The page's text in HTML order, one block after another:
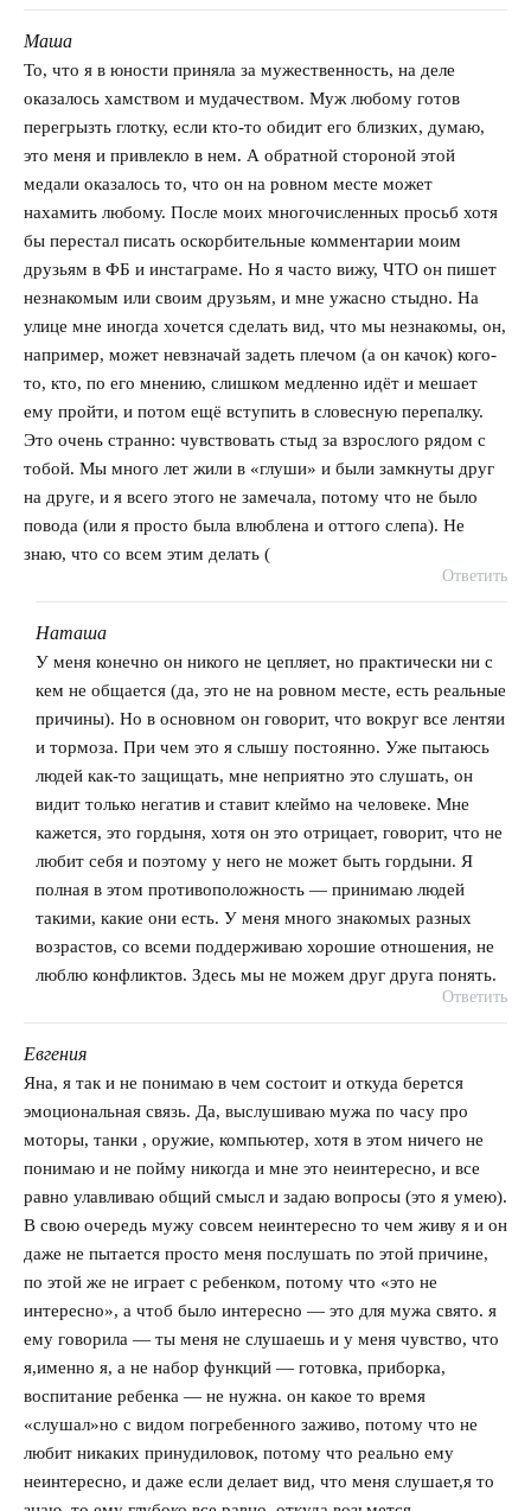
Маша
говорит:
То, что я в юности приняла за мужественность, на деле
оказалось хамством и мудачеством. Муж любому готов
перегрызть глотку, если кто-то обидит его близких, думаю,
это меня и привлекло в нем. А обратной стороной этой
медали оказалось то, что он на ровном месте может
нахамить любому. После моих многочисленных просьб хотя
бы перестал писать оскорбительные комментарии моим
друзьям в ФБ и инстаграме. Но я часто вижу, ЧТО он пишет
незнакомым или своим друзьям, и мне ужасно стыдно. На
улице мне иногда хочется сделать вид, что мы незнакомы, он,
например, может невзначай задеть плечом (а он качок) кого-
то, кто, по его мнению, слишком медленно идёт и мешает
ему пройти, и потом ещё вступить в словесную перепалку.
Это очень странно: чувствовать стыд за взрослого рядом с
тобой. Мы много лет жили в «глуши» и были замкнуты друг
на друге, и я всего этого не замечала, потому что не было
повода (или я просто была влюблена и оттого слепа). Не
знаю, что со всем этим делать (
Ответить
Наташа
говорит:
У меня конечно он никого не цепляет, но практически ни с
кем не общается (да, это не на ровном месте, есть реальные
причины). Но в основном он говорит, что вокруг все лентяи
и тормоза. При чем это я слышу постоянно. Уже пытаюсь
людей как-то защищать, мне неприятно это слушать, он
видит только негатив и ставит клеймо на человеке. Мне
кажется, это гордыня, хотя он это отрицает, говорит, что не
любит себя и поэтому у него не может быть гордыни. Я
полная в этом противоположность — принимаю людей
такими, какие они есть. У меня много знакомых разных
возрастов, со всеми поддерживаю хорошие отношения, не
люблю конфликтов. Здесь мы не можем друг друга понять.
Ответить
Евгения
говорит:
Яна, я так и не понимаю в чем соcтоит и откуда берется
эмоциональная связь. Да, выслушиваю мужа по часу про
моторы, танки , оружие, компьютер, хотя в этом ничего не
понимаю и не пойму никогда и мне это неинтересно, и все
равно улавливаю общий смысл и задаю вопросы (это я умею).
В свою очередь мужу совсем неинтересно то чем живу я и он
даже не пытается просто меня послушать по этой причине,
по этой же не играет с ребенком, потому что «это не
интересно», а чтоб было интересно — это для мужа свято. я
ему говорила — ты меня не слушаешь и у меня чувство, что
я,именно я, а не набор функций — готовка, приборка,
воспитание ребенка — не нужна. он какое то время
«слушал»но с видом погребенного заживо, потому что не
любит никаких принудиловок, потому что реально ему
неинтересно, и даже если делает вид, что меня слушает,я то